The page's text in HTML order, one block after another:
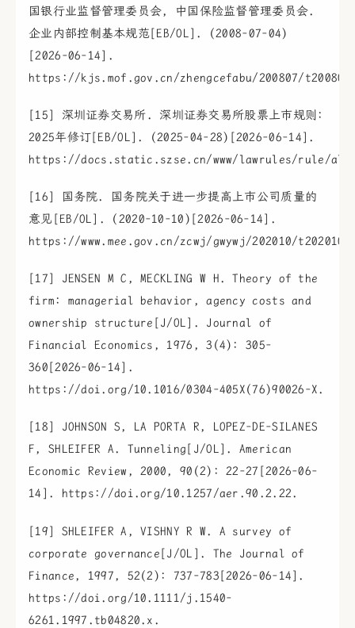
国银行业监督管理委员会, 中国保险监督管理委员会.
企业内部控制基本规范[EB/OL]. (2008-07-04)
[2026-06-14].
https://kjs.mof.gov.cn/zhengcefabu/200807/
[15] 深圳证券交易所. 深圳证券交易所股票上市规则:
2025年修订[EB/OL]. (2025-04-28)[2026-06-14].
https://docs.static.szse.cn/www/lawrules/rule/
[16] 国务院. 国务院关于进一步提高上市公司质量的
意见[EB/OL]. (2020-10-10)[2026-06-14].
https://www.mee.gov.cn/zcwj/gwywj/202010/
[17] JENSEN M C, MECKLING W H. Theory of the
firm: managerial behavior, agency costs and
ownership structure[J/OL]. Journal of
Financial Economics, 1976, 3(4): 305-
360[2026-06-14].
https://doi.org/10.1016/0304-405X(76)90026-X.
[18] JOHNSON S, LA PORTA R, LOPEZ-DE-SILANES
F, SHLEIFER A. Tunneling[J/OL]. American
Economic Review, 2000, 90(2): 22-27[2026-06-
14]. https://doi.org/10.1257/aer.90.2.22.
[19] SHLEIFER A, VISHNY R W. A survey of
corporate governance[J/OL]. The Journal of
Finance, 1997, 52(2): 737-783[2026-06-14].
https://doi.org/10.1111/j.1540-
6261.1997.tb04820.x.